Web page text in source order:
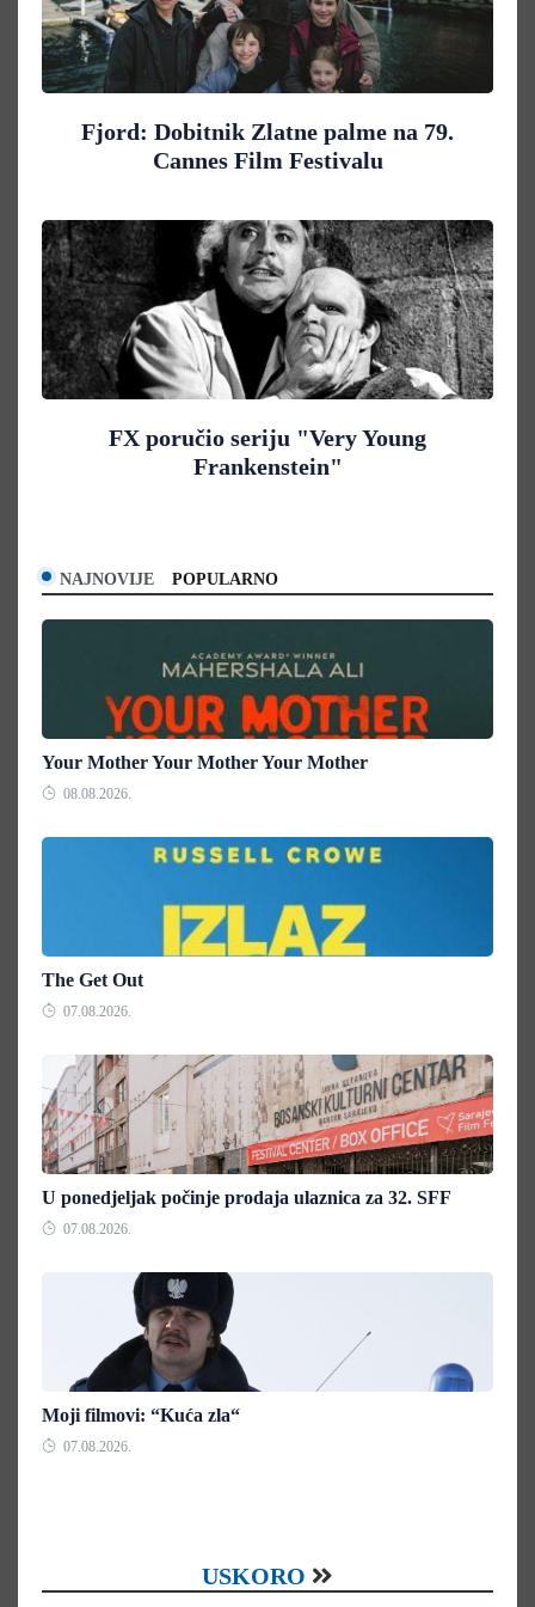
Fjord: Dobitnik Zlatne palme na 79.
Cannes Film Festivalu
FX poručio seriju "Very Young
Frankenstein"
NAJNOVIJE POPULARNO
Your Mother Your Mother Your Mother
08.08.2026.
The Get Out
07.08.2026.
U ponedjeljak počinje prodaja ulaznica za 32. SFF
07.08.2026.
Moji filmovi: “Kuća zla“
07.08.2026.
USKORO